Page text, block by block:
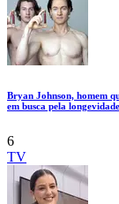
Bryan Johnson, homem
em busca pela
6
TV